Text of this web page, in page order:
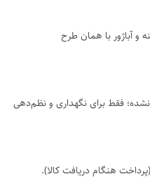
و آباژور با همان طرح
فقط برای نگهداری و نظم‌دهی
هنگام دریافت کالا).